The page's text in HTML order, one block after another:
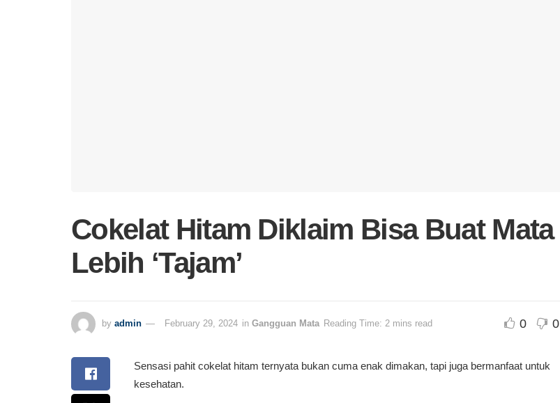
Cokelat Hitam Diklaim Bisa Buat Mata
Lebih ‘Tajam’
by admin February 29, 2024 in Gangguan Mata Reading Time: 2 mins read 0 0
Sensasi pahit cokelat hitam ternyata bukan cuma enak dimakan, tapi juga bermanfaat untuk
kesehatan.